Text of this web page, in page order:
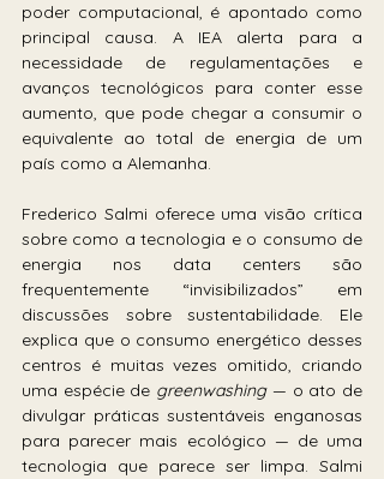
poder computacional, é apontado como
principal causa. A IEA alerta para a
necessidade de regulamentações e
avanços tecnológicos para conter esse
aumento, que pode chegar a consumir o
equivalente ao total de energia de um
país como a Alemanha.
Frederico Salmi oferece uma visão crítica
sobre como a tecnologia e o consumo de
energia nos data centers são
frequentemente “invisibilizados” em
discussões sobre sustentabilidade. Ele
explica que o consumo energético desses
centros é muitas vezes omitido, criando
uma espécie de greenwashing — o ato de
divulgar práticas sustentáveis enganosas
para parecer mais ecológico — de uma
tecnologia que parece ser limpa. Salmi